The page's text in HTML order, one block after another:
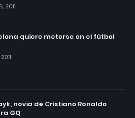
2011
quiere meterse en el fútbol
novia de Cristiano Ronaldo
GQ